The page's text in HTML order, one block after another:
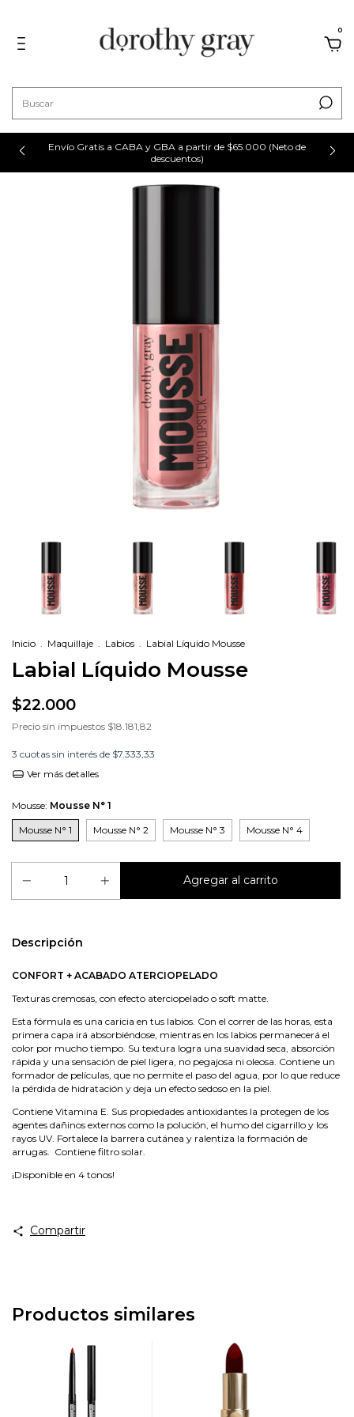
0
Envío Gratis a CABA y GBA a partir de $65.000 (Neto de
descuentos)
Inicio . Maquillaje . Labios . Labial Líquido Mousse
Labial Líquido Mousse
$22.000
Precio sin impuestos $18.181,82
3 cuotas sin interés de $7.333,33
Ver más detalles
Mousse: Mousse N° 1
Mousse N° 1 Mousse N° 2 Mousse N° 3 Mousse N° 4
Descripción
CONFORT + ACABADO ATERCIOPELADO
Texturas cremosas, con efecto aterciopelado o soft matte.
Esta fórmula es una caricia en tus labios. Con el correr de las horas, esta
primera capa irá absorbiéndose, mientras en los labios permanecerá el
color por mucho tiempo. Su textura logra una suavidad seca, absorción
rápida y una sensación de piel ligera, no pegajosa ni oleosa. Contiene un
formador de películas, que no permite el paso del agua, por lo que reduce
la pérdida de hidratación y deja un efecto sedoso en la piel.
Contiene Vitamina E. Sus propiedades antioxidantes la protegen de los
agentes dañinos externos como la polución, el humo del cigarrillo y los
rayos UV. Fortalece la barrera cutánea y ralentiza la formación de
arrugas. Contiene filtro solar.
¡Disponible en 4 tonos!
Compartir
Productos similares